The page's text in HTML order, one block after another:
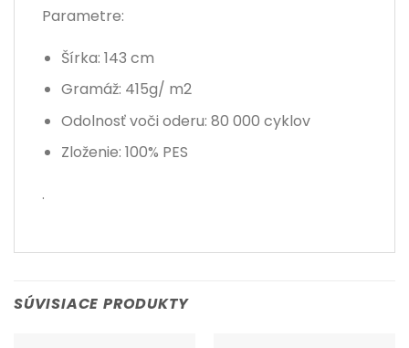
Parametre:
Šírka: 143 cm
Gramáž: 415g/ m2
Odolnosť voči oderu: 80 000 cyklov
Zloženie: 100% PES
.
SÚVISIACE PRODUKTY